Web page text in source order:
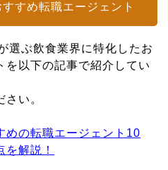
すめ転職エージェント
選ぶ飲食業界に特化したお
を以下の記事で紹介してい
い。
めの転職エージェント10
解説！